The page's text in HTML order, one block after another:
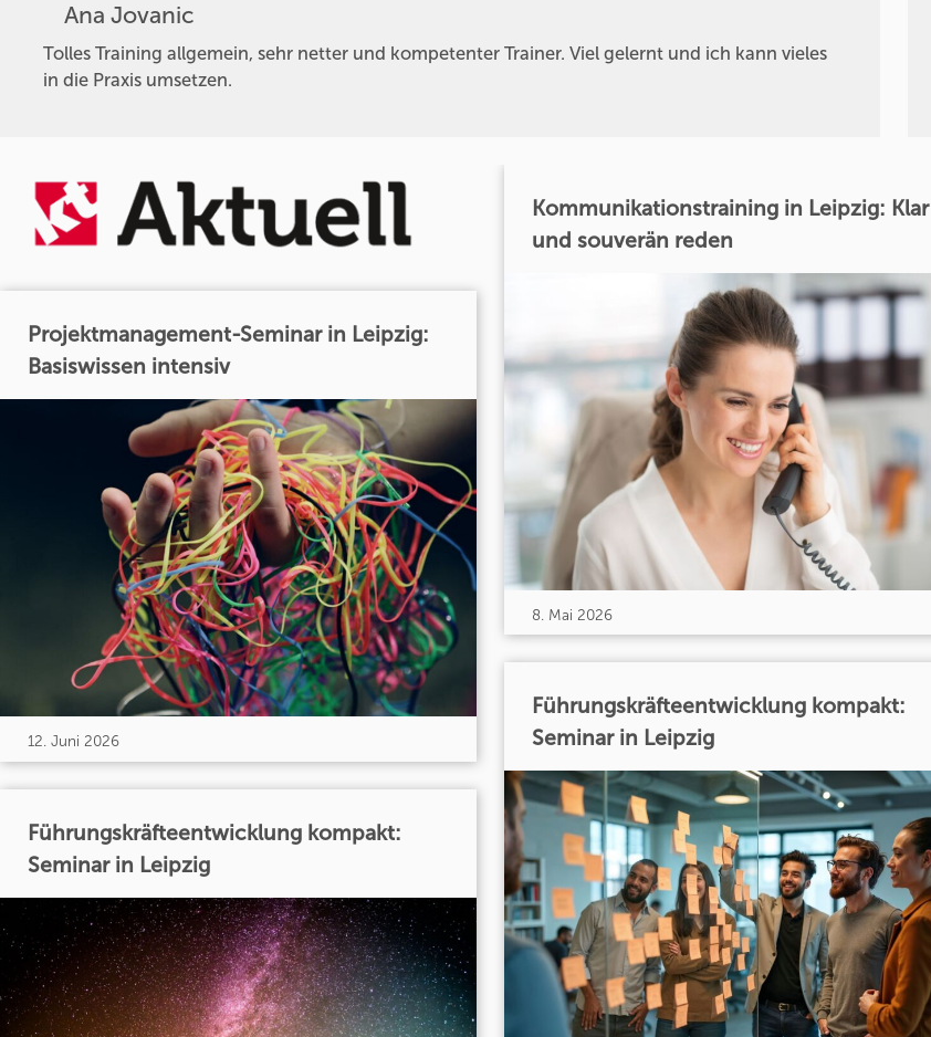
Ana Jovanic
Tolles Training allgemein, sehr netter und kompetenter Trainer. Viel gelernt und ich kann vieles
in die Praxis umsetzen.
Projektmanagement-Seminar in Leipzig:
Basiswissen intensiv
12. Juni 2026
Führungskräfteentwicklung kompakt:
Seminar in Leipzig
Kommunikationstraining in Leipzig: Klar
und souverän reden
8. Mai 2026
Führungskräfteentwicklung kompakt:
Seminar in Leipzig